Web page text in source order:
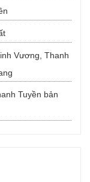
Vương, Thanh
Tuyền bản